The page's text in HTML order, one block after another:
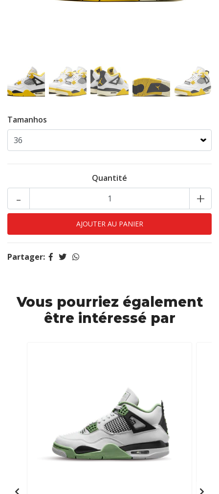
Tamanhos
Quantité
+
-
Partager:
Vous pourriez également
être intéressé par